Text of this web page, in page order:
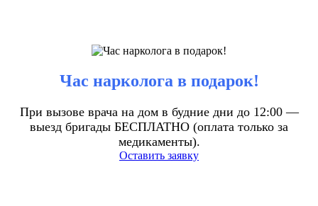
Час нарколога в подарок!
При вызове врача на дом в будние дни до 12:00 —
выезд бригады БЕСПЛАТНО (оплата только за
медикаменты).
Оставить заявку